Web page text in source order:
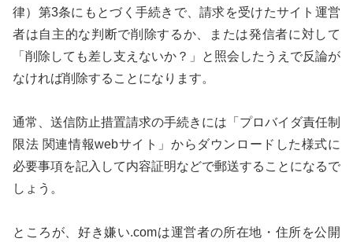
律）第3条にもとづく手続きで、請求を受けたサイト運営
者は自主的な判断で削除するか、または発信者に対して
「削除しても差し支えないか？」と照会したうえで反論が
なければ削除することになります。
通常、送信防止措置請求の手続きには「プロバイダ責任制
限法 関連情報webサイト」からダウンロードした様式に
必要事項を記入して内容証明などで郵送することになるで
しょう。
ところが、好き嫌い.comは運営者の所在地・住所を公開